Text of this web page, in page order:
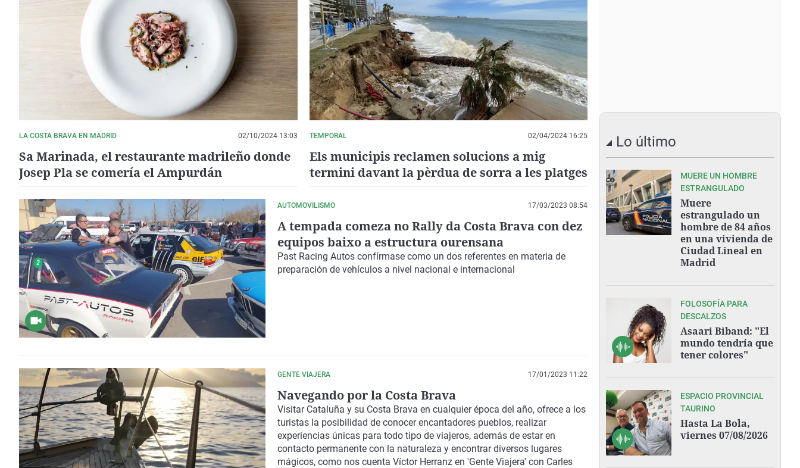
LA COSTA BRAVA EN MADRID 02/10/2024 13:03
Sa Marinada, el restaurante madrileño donde
Josep Pla se comería el Ampurdán
TEMPORAL 02/04/2024 16:25
Els municipis reclamen solucions a mig
termini davant la pèrdua de sorra a les platges
AUTOMOVILISMO 17/03/2023 08:54
A tempada comeza no Rally da Costa Brava con dez
equipos baixo a estructura ourensana
Past Racing Autos confírmase como un dos referentes en materia de
preparación de vehículos a nivel nacional e internacional
GENTE VIAJERA 17/01/2023 11:22
Navegando por la Costa Brava
Visitar Cataluña y su Costa Brava en cualquier época del año, ofrece a los
turistas la posibilidad de conocer encantadores pueblos, realizar
experiencias únicas para todo tipo de viajeros, además de estar en
contacto permanente con la naturaleza y encontrar diversos lugares
mágicos, como nos cuenta Víctor Herranz en 'Gente Viajera' con Carles
Lo último
MUERE UN HOMBRE
ESTRANGULADO
Muere
estrangulado un
hombre de 84 años
en una vivienda de
Ciudad Lineal en
Madrid
FOLOSOFÍA PARA
DESCALZOS
Asaari Biband: "El
mundo tendría que
tener colores"
ESPACIO PROVINCIAL
TAURINO
Hasta La Bola,
viernes 07/08/2026